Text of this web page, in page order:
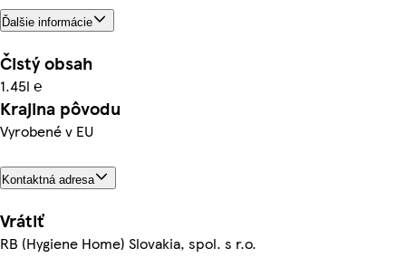
Ďalšie informácie
Čistý obsah
1.45l ℮
Krajina pôvodu
Vyrobené v EU
Kontaktná adresa
Vrátiť
RB (Hygiene Home) Slovakia, spol. s r.o.